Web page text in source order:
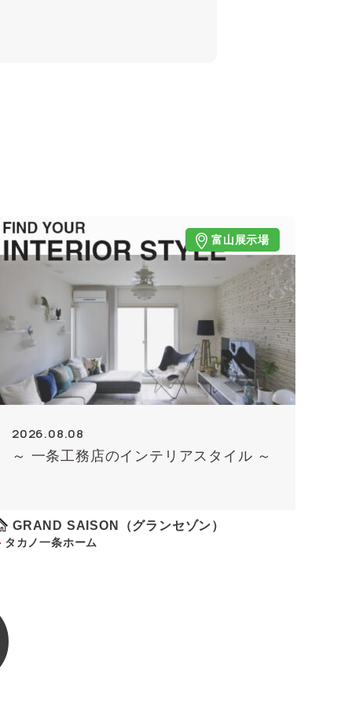
富山展示場
2026.08.08
～ 一条工務店のインテリアスタイル ～
GRAND SAISON（グランセゾン）
タカノ一条ホーム